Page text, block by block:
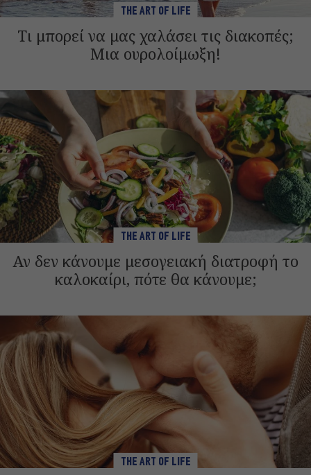
THE ART OF LIFE
Τι μπορεί να μας χαλάσει τις διακοπές;
Μια ουρολοίμωξη!
THE ART OF LIFE
Αν δεν κάνουμε μεσογειακή διατροφή το
καλοκαίρι, πότε θα κάνουμε;
THE ART OF LIFE